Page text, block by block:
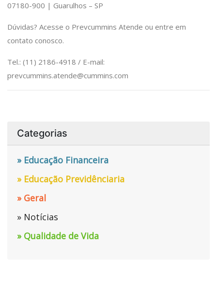
07180-900 | Guarulhos – SP
Dúvidas? Acesse o Prevcummins Atende ou entre em
contato conosco.
Tel.: (11) 2186-4918 / E-mail:
prevcummins.atende@cummins.com
Categorias
» Educação Financeira
» Educação Previdênciaria
» Geral
» Notícias
» Qualidade de Vida